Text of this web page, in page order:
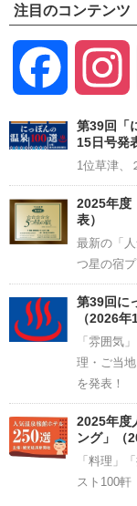
注目のコンテンツ
Facebook
第39回「
15日号発
1位草津、
2025年度
表）
最新の「
つ星の宿
第39回に
（2026年
「雰囲気
理・ご当
を発表！
2025年度
ング」（
「料理」
スト100軒